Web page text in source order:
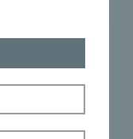
2008,